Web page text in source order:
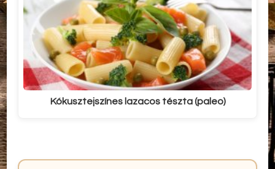
Kókusztejszínes lazacos tészta (paleo)